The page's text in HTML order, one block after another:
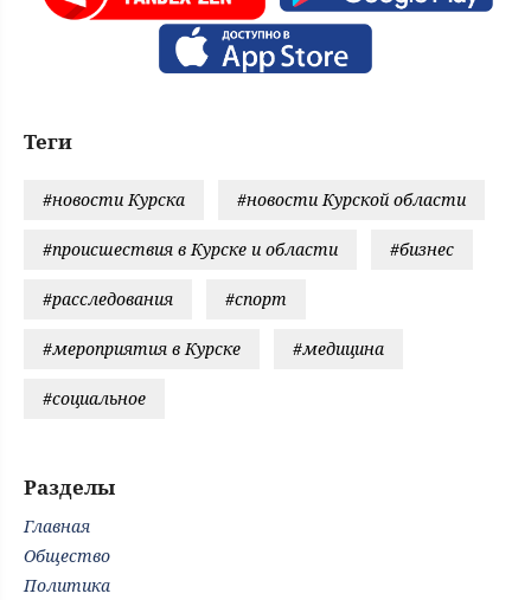
Теги
#новости Курска #новости Курской области
#происшествия в Курске и области #бизнес
#расследования #спорт
#мероприятия в Курске #медицина
#социальное
Разделы
Главная
Общество
Политика